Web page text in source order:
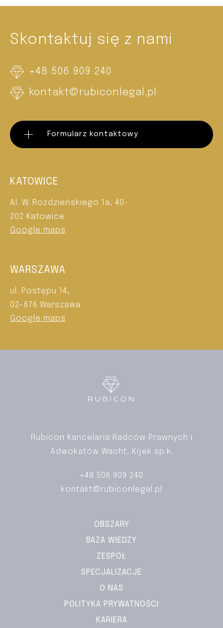
Skontaktuj się z nami
+48 506 909 240
kontakt@rubiconlegal.pl
Formularz kontaktowy
KATOWICE
Al. W. Roździeńskiego 1a, 40-
202 Katowice
Google maps
WARSZAWA
ul. Postępu 14,
02-676 Warszawa
Google maps
Rubicon Kancelaria Radców Prawnych i
Adwokatów Wacht, Kijek sp.k.
+48 506 909 240
kontakt@rubiconlegal.pl
OBSZARY
BAZA WIEDZY
ZESPÓŁ
SPECJALIZACJE
O NAS
POLITYKA PRYWATNOŚCI
KARIERA